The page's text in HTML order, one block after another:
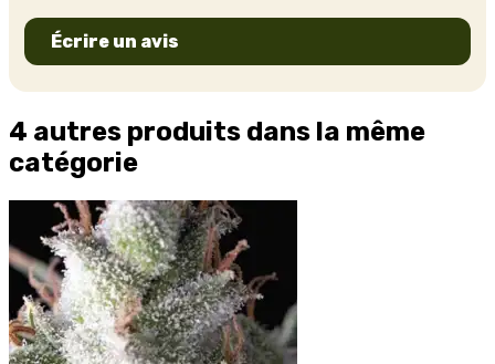
Écrire un avis
4 autres produits dans la même
catégorie